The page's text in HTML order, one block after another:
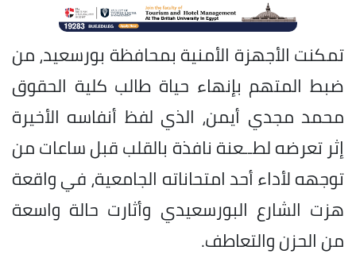
تمكنت الأجهزة الأمنية بمحافظة بورسعيد، من
ضبط المتهم بإنهاء حياة طالب كلية الحقوق
محمد مجدي أيمن، الذي لفظ أنفاسه الأخيرة
إثر تعرضه لطــعنة نافذة بالقلب قبل ساعات من
توجهه لأداء أحد امتحاناته الجامعية، في واقعة
هزت الشارع البورسعيدي وأثارت حالة واسعة
من الحزن والتعاطف.